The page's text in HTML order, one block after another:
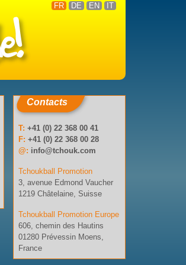
FR DE EN IT
Contacts
T: +41 (0) 22 368 00 41
F: +41 (0) 22 368 00 28
@: info@tchouk.com
Tchoukball Promotion
3, avenue Edmond Vaucher
1219 Châtelaine, Suisse
Tchoukball Promotion Europe
606, chemin des Hautins
01280 Prévessin Moens,
France